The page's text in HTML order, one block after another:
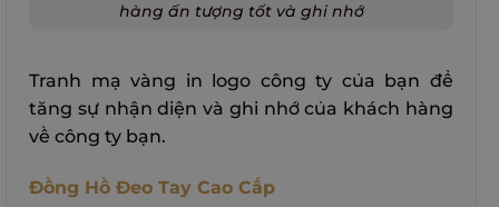
hàng ấn tượng tốt và ghi nhớ
Tranh mạ vàng in logo công ty của bạn để
tăng sự nhận diện và ghi nhớ của khách hàng
về công ty bạn.
Đồng Hồ Đeo Tay Cao Cấp